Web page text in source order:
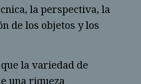
la perspectiva, la
de los objetos y los
la variedad de
una riqueza